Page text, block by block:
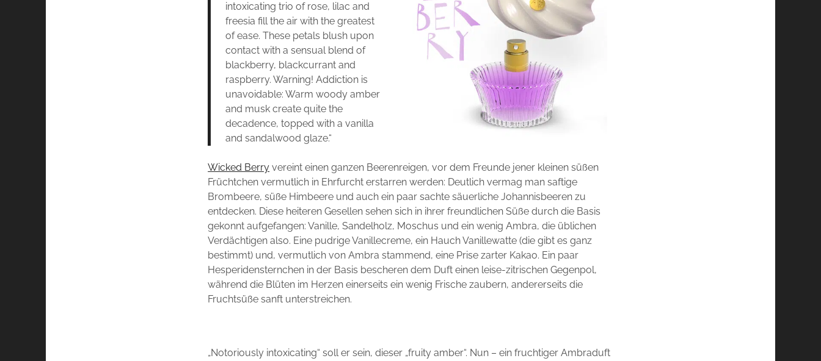
intoxicating trio of rose, lilac and
freesia fill the air with the greatest
of ease. These petals blush upon
contact with a sensual blend of
blackberry, blackcurrant and
raspberry. Warning! Addiction is
unavoidable: Warm woody amber
and musk create quite the
decadence, topped with a vanilla
and sandalwood glaze.“
Wicked Berry vereint einen ganzen Beerenreigen, vor dem Freunde jener kleinen süßen
Früchtchen vermutlich in Ehrfurcht erstarren werden: Deutlich vermag man saftige
Brombeere, süße Himbeere und auch ein paar sachte säuerliche Johannisbeeren zu
entdecken. Diese heiteren Gesellen sehen sich in ihrer freundlichen Süße durch die Basis
gekonnt aufgefangen: Vanille, Sandelholz, Moschus und ein wenig Ambra, die üblichen
Verdächtigen also. Eine pudrige Vanillecreme, ein Hauch Vanillewatte (die gibt es ganz
bestimmt) und, vermutlich von Ambra stammend, eine Prise zarter Kakao. Ein paar
Hesperidensternchen in der Basis bescheren dem Duft einen leise-zitrischen Gegenpol,
während die Blüten im Herzen einerseits ein wenig Frische zaubern, andererseits die
Fruchtsüße sanft unterstreichen.
„Notoriously intoxicating“ soll er sein, dieser „fruity amber“. Nun – ein fruchtiger Ambraduft